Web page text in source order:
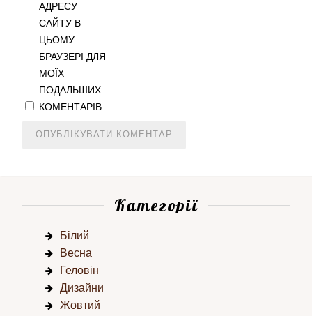
АДРЕСУ
САЙТУ В
ЦЬОМУ
БРАУЗЕРІ ДЛЯ
МОЇХ
ПОДАЛЬШИХ
КОМЕНТАРІВ.
Категорії
Білий
Весна
Геловін
Дизайни
Жовтий